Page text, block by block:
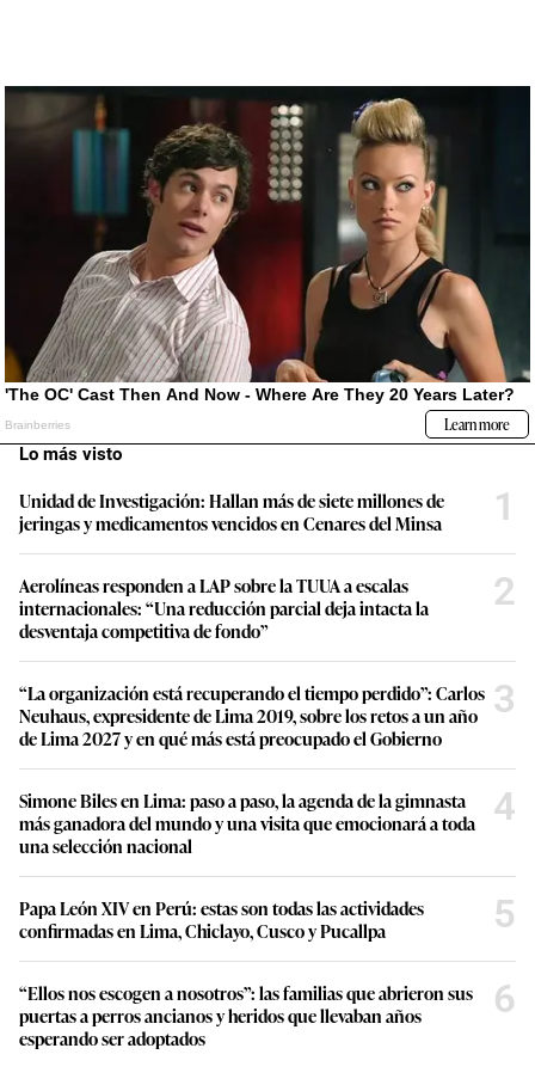
Lo más visto
Unidad de Investigación: Hallan más de siete millones de
jeringas y medicamentos vencidos en Cenares del Minsa
1
Aerolíneas responden a LAP sobre la TUUA a escalas
internacionales: “Una reducción parcial deja intacta la
desventaja competitiva de fondo”
2
“La organización está recuperando el tiempo perdido”: Carlos
Neuhaus, expresidente de Lima 2019, sobre los retos a un año
de Lima 2027 y en qué más está preocupado el Gobierno
3
Simone Biles en Lima: paso a paso, la agenda de la gimnasta
más ganadora del mundo y una visita que emocionará a toda
una selección nacional
4
Papa León XIV en Perú: estas son todas las actividades
confirmadas en Lima, Chiclayo, Cusco y Pucallpa
5
“Ellos nos escogen a nosotros”: las familias que abrieron sus
puertas a perros ancianos y heridos que llevaban años
esperando ser adoptados
6